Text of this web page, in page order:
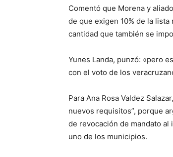
Comentó que Morena y
de que exigen 10% de la
cantidad que también se
Yunes Landa, punzó: «pero
con el voto de los
Para Ana Rosa Valdez
nuevos requisitos”, porque
de revocación de mandato
uno de los municipios.